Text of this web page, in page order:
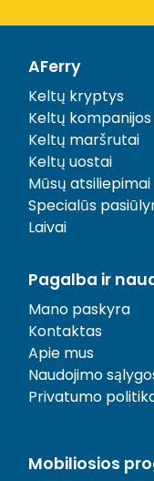
AFerry
Keltų kryptys
Keltų kompanijos
Keltų maršrutai
Keltų uostai
Mūsų atsiliepimai
Specialūs
Laivai
Pagalba ir
Mano paskyra
Kontaktas
Apie mus
Naudojimo
Privatumo
Mobiliosios